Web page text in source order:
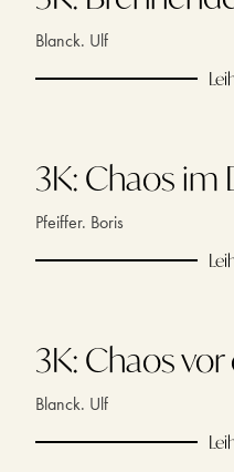
Blanck. Ulf
3K: Chaos im
Pfeiffer. Boris
3K: Chaos
Blanck. Ulf